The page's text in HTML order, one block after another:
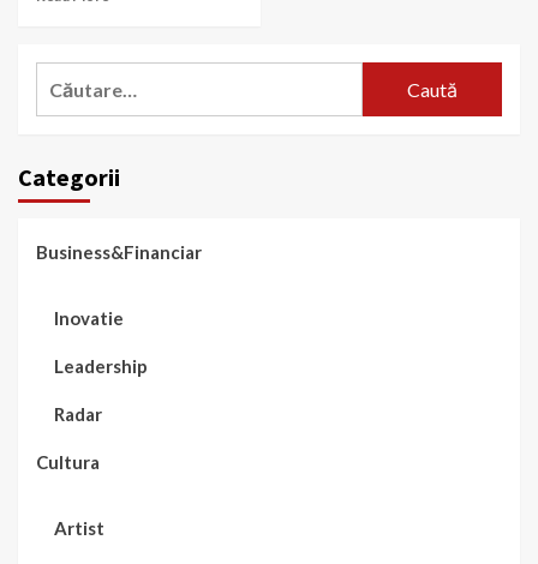
Categorii
Business&Financiar
Inovatie
Leadership
Radar
Cultura
Artist